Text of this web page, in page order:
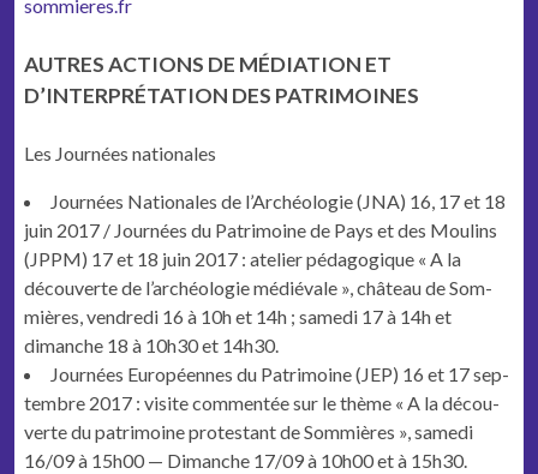
sommieres.fr
AUTRES ACTIONS DE MÉDIATION ET
D’INTERPRÉTATION DES PATRIMOINES
Les Journées nationales
Journées Nationales de l’Archéologie (JNA) 16, 17 et 18
juin 2017 / Journées du Pat­ri­moine de Pays et des Moulins
(JPPM) 17 et 18 juin 2017 : ate­lier péd­a­gogique « A la
décou­verte de l’archéologie médié­vale », château de Som­
mières, ven­dre­di 16 à 10h et 14h ; same­di 17 à 14h et
dimanche 18 à 10h30 et 14h30.
Journées Européennes du Pat­ri­moine (JEP) 16 et 17 sep­
tem­bre 2017 : vis­ite com­men­tée sur le thème « A la décou­
verte du pat­ri­moine protes­tant de Som­mières », same­di
16/09 à 15h00 — Dimanche 17/09 à 10h00 et à 15h30.